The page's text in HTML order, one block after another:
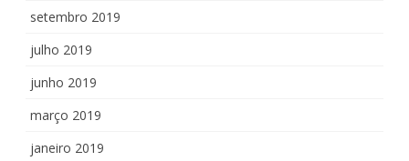
setembro 2019
julho 2019
junho 2019
março 2019
janeiro 2019